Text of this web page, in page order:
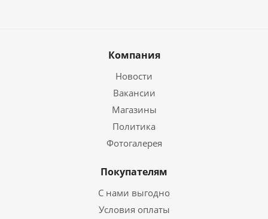
Компания
Новости
Вакансии
Магазины
Политика
Фотогалерея
Покупателям
С нами выгодно
Условия оплаты